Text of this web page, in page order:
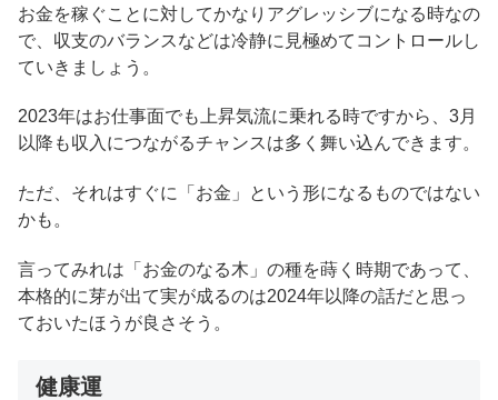
お金を稼ぐことに対してかなりアグレッシブになる時なの
で、収支のバランスなどは冷静に見極めてコントロールし
ていきましょう。
2023年はお仕事面でも上昇気流に乗れる時ですから、3月
以降も収入につながるチャンスは多く舞い込んできます。
ただ、それはすぐに「お金」という形になるものではない
かも。
言ってみれは「お金のなる木」の種を蒔く時期であって、
本格的に芽が出て実が成るのは2024年以降の話だと思っ
ておいたほうが良さそう。
健康運